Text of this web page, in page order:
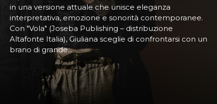
in una versione attuale che unisce eleganza
interpretativa, emozione e sonorità contemporanee.
Con "Vola" (Joseba Publishing – distribuzione
Altafonte Italia), Giuliana sceglie di confrontarsi con un
brano di grande...